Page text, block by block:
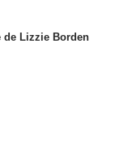
Lizzie Borden